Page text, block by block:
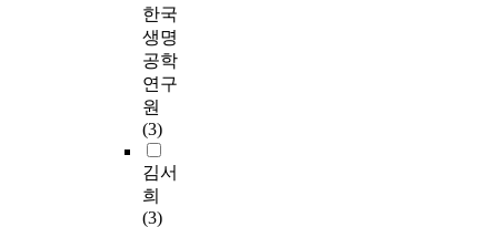
한국
생명
공학
연구
원
(3)
김서
희
(3)